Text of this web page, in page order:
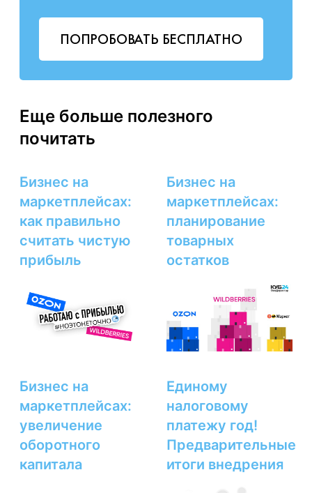
ПОПРОБОВАТЬ БЕСПЛАТНО
Еще больше полезного
почитать
Бизнес на
маркетплейсах:
как правильно
считать чистую
прибыль
Бизнес на
маркетплейсах:
планирование
товарных
остатков
Бизнес на
маркетплейсах:
увеличение
оборотного
капитала
Единому
налоговому
платежу год!
Предварительные
итоги внедрения